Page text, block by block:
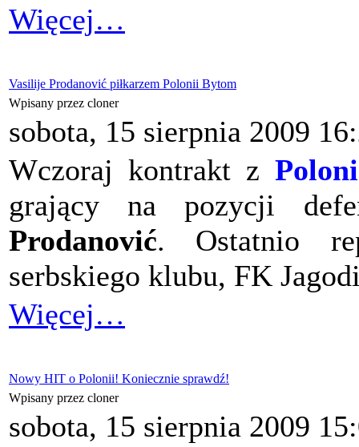
Więcej…
Vasilije Prodanović piłkarzem Polonii Bytom
Wpisany przez cloner
sobota, 15 sierpnia 2009
Wczoraj kontrakt z
grający na pozycji
Prodanović. Ostatnio
serbskiego klubu, FK
Więcej…
Nowy HIT o Polonii! Koniecznie sprawdź!
Wpisany przez cloner
sobota, 15 sierpnia 2009